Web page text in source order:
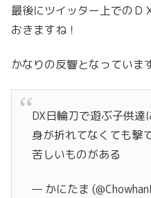
最後にツイッター上でのＤ
おきますね！
かなりの反響となっていま
DX日輪刀で遊ぶ子供
身が折れてなくても撃
苦しいものがある
— かにたま